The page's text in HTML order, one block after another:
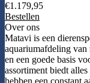
€1.179,95
Bestellen
Over ons
Matavi is een
aquariumafdeling
en een goede basis
assortiment biedt
hebben een constant